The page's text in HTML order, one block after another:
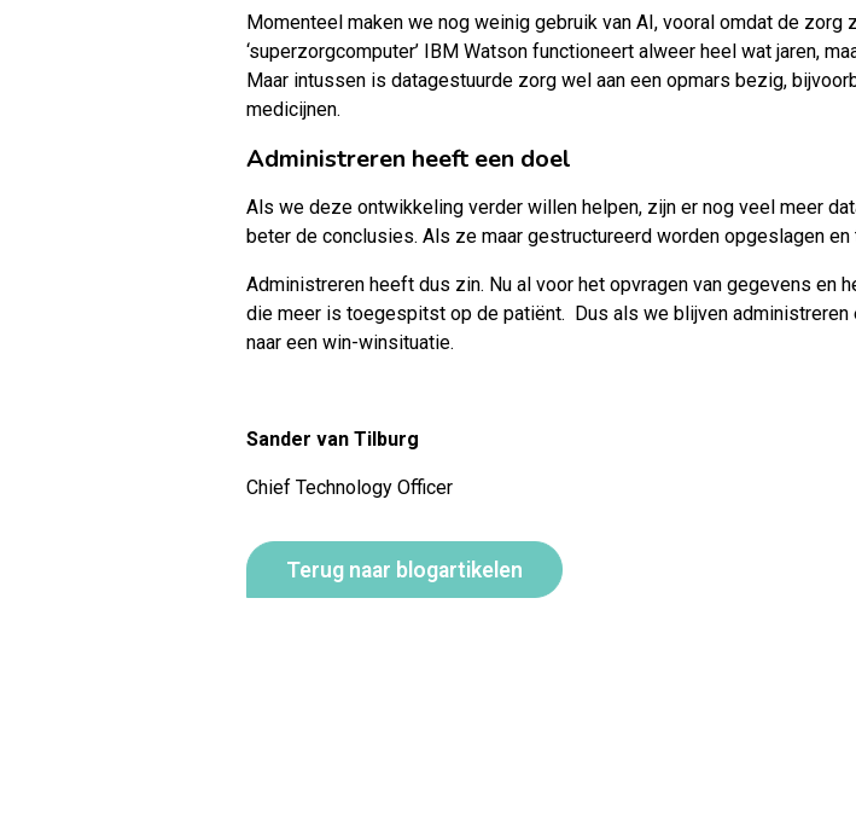
Momenteel maken we nog weinig gebruik van AI, vooral omdat de
‘superzorgcomputer’ IBM Watson functioneert alweer heel wat jaren,
Maar intussen is datagestuurde zorg wel aan een opmars bezig,
medicijnen.
Administreren heeft een doel
Als we deze ontwikkeling verder willen helpen, zijn er nog veel meer
beter de conclusies. Als ze maar gestructureerd worden opgeslagen en
Administreren heeft dus zin. Nu al voor het opvragen van gegevens en
die meer is toegespitst op de patiënt. Dus als we blijven administreren
naar een win-winsituatie.
Sander van Tilburg
Chief Technology Officer
Terug naar blogartikelen